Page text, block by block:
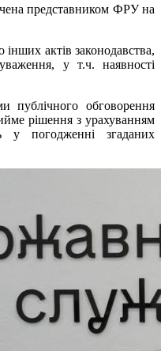
представником ФРУ на
інших актів законодавства,
у т.ч. наявності
публічного обговорення
рішення з урахуванням
у погодженні згаданих